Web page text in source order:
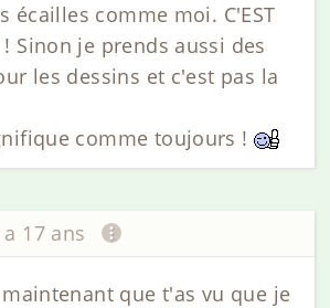
écailles comme moi. C'EST
! Sinon je prends aussi des
les dessins et c'est pas la
comme toujours !
17 ans
que t'as vu que je